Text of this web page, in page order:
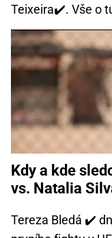
Teixeira✔️. Vše o
Kdy a kde
vs. Natalia
Tereza Bledá ✔️